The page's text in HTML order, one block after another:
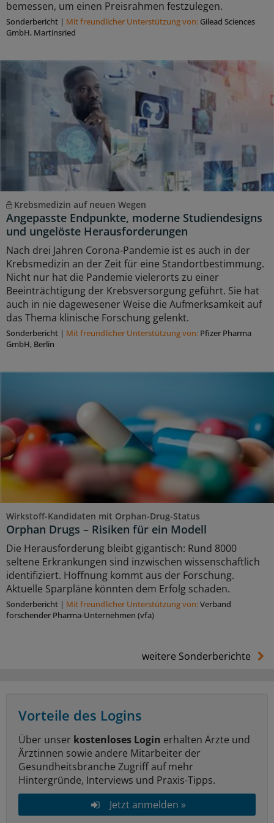
bemessen, um einen Preisrahmen festzulegen.
Sonderbericht | Mit freundlicher Unterstützung von: Gilead Sciences
GmbH, Martinsried
Krebsmedizin auf neuen Wegen
Angepasste Endpunkte, moderne Studiendesigns
und ungelöste Herausforderungen
Nach drei Jahren Corona-Pandemie ist es auch in der
Krebsmedizin an der Zeit für eine Standortbestimmung.
Nicht nur hat die Pandemie vielerorts zu einer
Beeinträchtigung der Krebsversorgung geführt. Sie hat
auch in nie dagewesener Weise die Aufmerksamkeit auf
das Thema klinische Forschung gelenkt.
Sonderbericht | Mit freundlicher Unterstützung von: Pfizer Pharma
GmbH, Berlin
Wirkstoff-Kandidaten mit Orphan-Drug-Status
Orphan Drugs – Risiken für ein Modell
Die Herausforderung bleibt gigantisch: Rund 8000
seltene Erkrankungen sind inzwischen wissenschaftlich
identifiziert. Hoffnung kommt aus der Forschung.
Aktuelle Sparpläne könnten dem Erfolg schaden.
Sonderbericht | Mit freundlicher Unterstützung von:Verband
forschender Pharma-Unternehmen (vfa)
weitere Sonderberichte
Vorteile des Logins
Über unser kostenloses Login erhalten Ärzte und
Ärztinnen sowie andere Mitarbeiter der
Gesundheitsbranche Zugriff auf mehr
Hintergründe, Interviews und Praxis-Tipps.
Jetzt anmelden »